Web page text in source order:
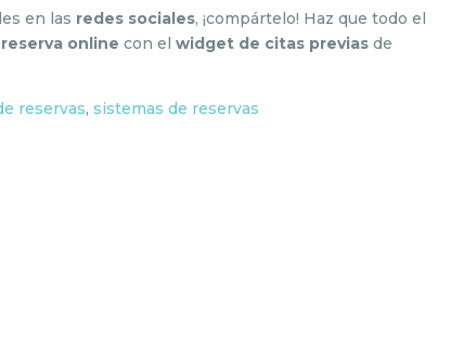
en las redes sociales, ¡compártelo! Haz que todo el
reserva online con elwidget de citas previas de
reservas,sistemas de reservas